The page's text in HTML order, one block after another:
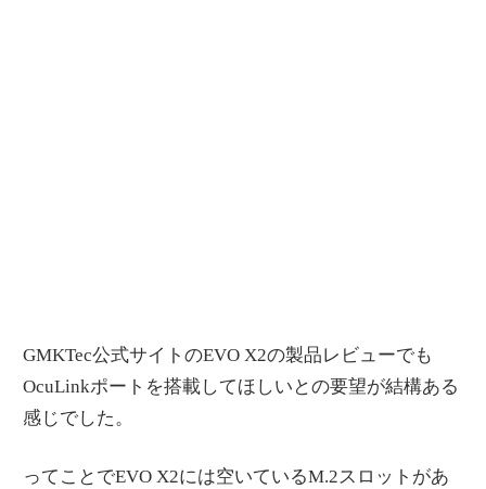
GMKTec公式サイトのEVO X2の製品レビューでも
OcuLinkポートを搭載してほしいとの要望が結構ある
感じでした。
ってことでEVO X2には空いているM.2スロットがあ